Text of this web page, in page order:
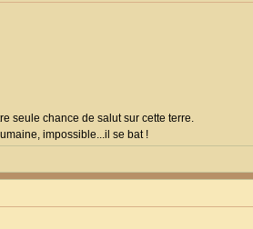
seule chance de salut sur cette terre.
impossible...il se bat !